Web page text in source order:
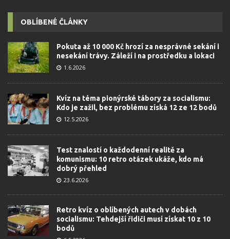
OBLÍBENÉ ČLÁNKY
Pokuta až 10 000 Kč hrozí za nesprávné sekání i
nesekání trávy. Záleží i na prostředku a lokaci
1.6.2026
Kvíz na téma pionýrské tábory za socialismu:
Kdo je zažil, bez problému získá 12 ze 12 bodů
12.5.2026
Test znalostí o každodenní realitě za
komunismu: 10 retro otázek ukáže, kdo má
dobrý přehled
23.6.2026
Retro kvíz o oblíbených autech v dobách
socialismu: Tehdejší řidiči musí získat 10 z 10
bodů